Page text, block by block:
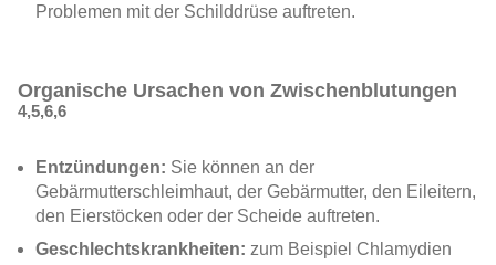
Problemen mit der Schilddrüse auftreten.
Organische Ursachen von Zwischenblutungen
4,5,6,6
Entzündungen: Sie können an der
Gebärmutterschleimhaut, der Gebärmutter, den Eileitern,
den Eierstöcken oder der Scheide auftreten.
Geschlechtskrankheiten: zum Beispiel Chlamydien